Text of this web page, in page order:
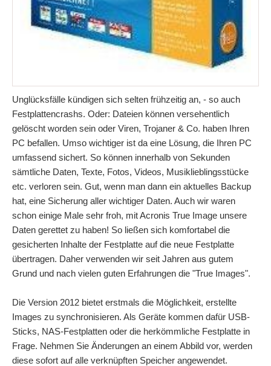
Unglücksfälle kündigen sich selten frühzeitig an, - so auch
Festplattencrashs. Oder: Dateien können versehentlich
gelöscht worden sein oder Viren, Trojaner & Co. haben Ihren
PC befallen. Umso wichtiger ist da eine Lösung, die Ihren PC
umfassend sichert. So können innerhalb von Sekunden
sämtliche Daten, Texte, Fotos, Videos, Musiklieblingsstücke
etc. verloren sein. Gut, wenn man dann ein aktuelles Backup
hat, eine Sicherung aller wichtiger Daten. Auch wir waren
schon einige Male sehr froh, mit Acronis True Image unsere
Daten gerettet zu haben! So ließen sich komfortabel die
gesicherten Inhalte der Festplatte auf die neue Festplatte
übertragen. Daher verwenden wir seit Jahren aus gutem
Grund und nach vielen guten Erfahrungen die "True Images".
Die Version 2012 bietet erstmals die Möglichkeit, erstellte
Images zu synchronisieren. Als Geräte kommen dafür USB-
Sticks, NAS-Festplatten oder die herkömmliche Festplatte in
Frage. Nehmen Sie Änderungen an einem Abbild vor, werden
diese sofort auf alle verknüpften Speicher angewendet.